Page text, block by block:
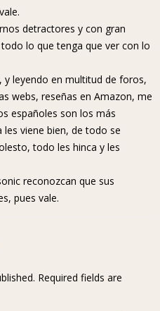
detractores y con gran
lo que tenga que ver con lo
leyendo en multitud de foros,
webs, reseñas en Amazon, me
españoles son los más
viene bien, de todo se
todo les hinca y les
reconozcan que sus
pues vale.
Required fields are